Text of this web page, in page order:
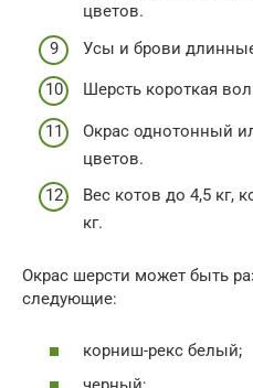
цветов.
Усы и брови
Шерсть короткая
Окрас однотонный
цветов.
Вес котов до 4,5 кг,
кг.
Окрас шерсти может быть
следующие:
корниш-рекс белый;